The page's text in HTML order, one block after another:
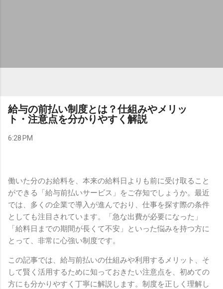
給与の前払い制度とは？仕組みやメリッ
ト・注意点を分かりやすく解説
6:28 PM
働いた分のお給料を、本来の給料日よりも前に受け取ること
ができる「給与前払いサービス」をご存知でしょうか。最近
では、多くの企業で導入が進んでおり、仕事を探す際の条件
としても注目されています。「急な出費が必要になった」
「給料日までの期間が長くて不安」といった悩みを持つ方に
とって、非常に心強い制度です。
この記事では、給与前払いの仕組みや利用するメリット、そ
して賢く活用するために知っておきたい注意点を、初めての
方にも分かりやすく丁寧に解説します。制度を正しく理解し